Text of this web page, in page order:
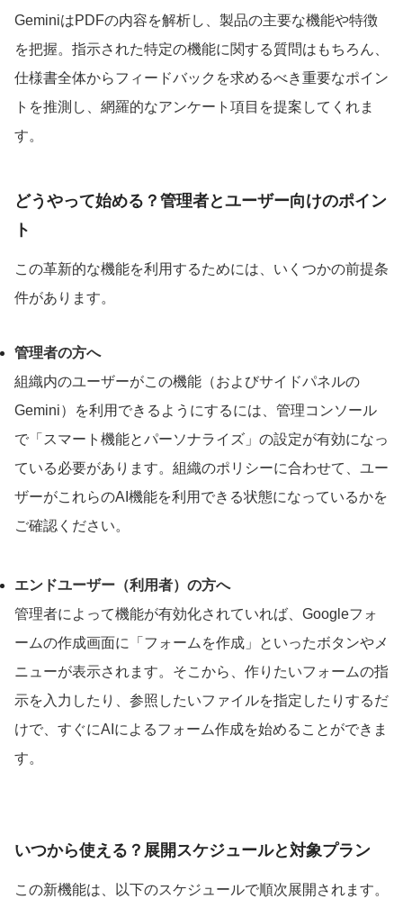
GeminiはPDFの内容を解析し、製品の主要な機能や特徴
を把握。指示された特定の機能に関する質問はもちろん、
仕様書全体からフィードバックを求めるべき重要なポイン
トを推測し、網羅的なアンケート項目を提案してくれま
す。
どうやって始める？管理者とユーザー向けのポイン
ト
この革新的な機能を利用するためには、いくつかの前提条
件があります。
管理者の方へ
組織内のユーザーがこの機能（およびサイドパネルの
Gemini）を利用できるようにするには、管理コンソール
で「スマート機能とパーソナライズ」の設定が有効になっ
ている必要があります。組織のポリシーに合わせて、ユー
ザーがこれらのAI機能を利用できる状態になっているかを
ご確認ください。
エンドユーザー（利用者）の方へ
管理者によって機能が有効化されていれば、Googleフォ
ームの作成画面に「フォームを作成」といったボタンやメ
ニューが表示されます。そこから、作りたいフォームの指
示を入力したり、参照したいファイルを指定したりするだ
けで、すぐにAIによるフォーム作成を始めることができま
す。
いつから使える？展開スケジュールと対象プラン
この新機能は、以下のスケジュールで順次展開されます。